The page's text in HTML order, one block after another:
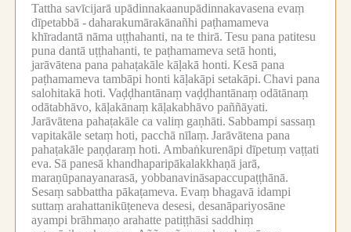
Tattha savīcijarā upādinnakaanupādinnakavasena evaṃ
dīpetabbā -daharakumārakānañhi paṭhamameva
khīradantā nāma uṭṭhahanti, na te thirā. Tesu pana patitesu
puna dantā uṭṭhahanti, te paṭhamameva setā honti,
jarāvātena pana pahaṭakāle kāḷakā honti. Kesā pana
paṭhamameva tambāpi honti kāḷakāpi setakāpi. Chavi pana
salohitakā hoti. Vaḍḍhantānaṃ vaḍḍhantānaṃ odātānaṃ
odātabhāvo, kāḷakānaṃ kāḷakabhāvo paññāyati.
Jarāvātena pahaṭakāle ca valiṃ gaṇhāti. Sabbampi sassaṃ
vapitakāle setaṃ hoti, pacchā nīlaṃ. Jarāvātena pana
pahaṭakāle paṇḍaraṃ hoti. Ambaṅkurenāpi dīpetuṃ vaṭṭati
eva. Sā panesā khandhaparipākalakkhaṇā jarā,
maraṇūpanayanarasā, yobbanavināsapaccupaṭṭhānā.
Sesaṃ sabbattha pākaṭameva. Evaṃ bhagavā idampi
suttaṃ arahattanikūṭeneva desesi, desanāpariyosāne
ayampi brāhmaṇo arahatte patiṭṭhāsi saddhiṃ